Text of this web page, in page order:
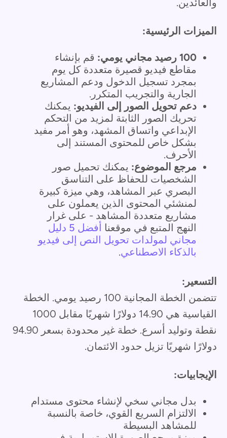
الميزات الرئيسية:
100 رصيد مجاني يومي:
قم بإنشاء
مقاطع فيديو قصيرة متعددة كل يوم
بمجرد تسجيل الدخول ودعم المشاريع
الجارية والتجريب المتكرر.
دعم تحويل الصور إلى الفيديو: يمكنك
تحريك الصور الثابتة لمزيد من التحكم
الإبداعي واتساق المشهد، وهو أمر مفيد
بشكل خاص للمحتوى المستند إلى
الأحرف.
مرجع الموضوع: يمكنك تحميل صور
الشخصيات للحفاظ على التناسق
البصري عبر المشاهد، وهي ميزة كبيرة
لمنشئي المحتوى الذين يعملون على
مشاريع متعددة المشاهد - على غرار
النهج المتبع في موقعنا
أفضل 5 دليل
مجاني لمولدات تحويل النص إلى فيديو
بالذكاء الاصطناعي.
التسعير:
تتضمن الخطة المجانية 100 رصيد يومي. الخطة
القياسية هي 14.90 دولارًا شهريًا مقابل 1000
نقطة وتوليد أسرع. خطة غير محدودة بسعر 94.90
دولارًا شهريًا تزيل حدود الائتمان.
الإيجابيات:
بدل مجاني سخي لإنشاء محتوى مستدام
الالتزام السريع القوي، خاصة بالنسبة
للمشاهد البسيطة